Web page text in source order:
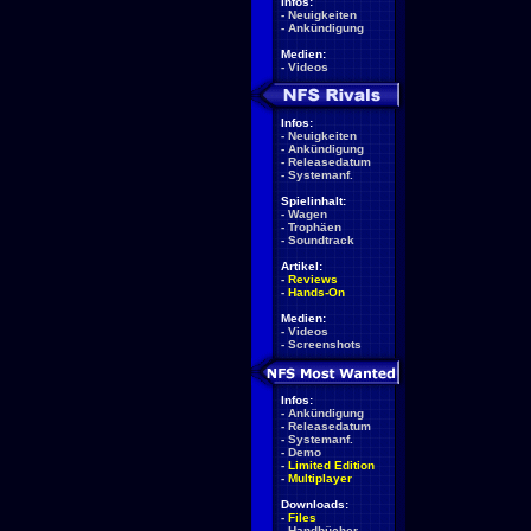
- Neuigkeiten
- Ankündigung
Medien:
- Videos
Infos:
- Neuigkeiten
- Ankündigung
- Releasedatum
- Systemanf.
Spielinhalt:
- Wagen
- Trophäen
- Soundtrack
Artikel:
- Reviews
- Hands-On
Medien:
- Videos
- Screenshots
Infos:
- Ankündigung
- Releasedatum
- Systemanf.
- Demo
- Limited Edition
- Multiplayer
Downloads:
- Files